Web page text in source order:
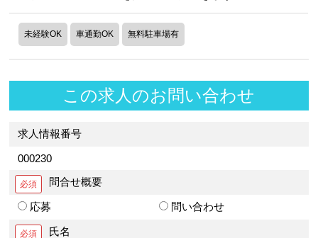
未経験OK 車通勤OK 無料駐車場有
この求人のお問い合わせ
求人情報番号
000230
問合せ概要
応募 問い合わせ
氏名